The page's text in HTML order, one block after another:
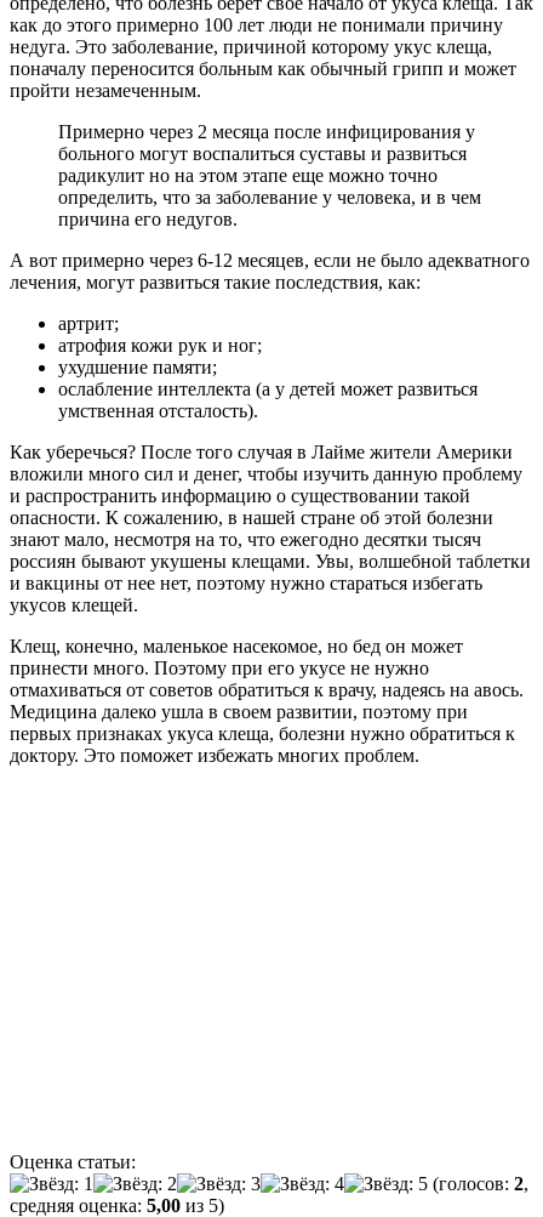
как до этого примерно 100 лет люди не понимали причину
недуга. Это заболевание, причиной которому укус клеща,
поначалу переносится больным как обычный грипп и может
пройти незамеченным.
Примерно через 2 месяца после инфицирования у
больного могут воспалиться суставы и развиться
радикулит но на этом этапе еще можно точно
определить, что за заболевание у человека, и в чем
причина его недугов.
А вот примерно через 6-12 месяцев, если не было адекватного
лечения, могут развиться такие последствия, как:
артрит;
атрофия кожи рук и ног;
ухудшение памяти;
ослабление интеллекта (а у детей может развиться
умственная отсталость).
Как уберечься? После того случая в Лайме жители Америки
вложили много сил и денег, чтобы изучить данную проблему
и распространить информацию о существовании такой
опасности. К сожалению, в нашей стране об этой болезни
знают мало, несмотря на то, что ежегодно десятки тысяч
россиян бывают укушены клещами. Увы, волшебной таблетки
и вакцины от нее нет, поэтому нужно стараться избегать
укусов клещей.
Клещ, конечно, маленькое насекомое, но бед он может
принести много. Поэтому при его укусе не нужно
отмахиваться от советов обратиться к врачу, надеясь на авось.
Медицина далеко ушла в своем развитии, поэтому при
первых признаках укуса клеща, болезни нужно обратиться к
доктору. Это поможет избежать многих проблем.
Оценка статьи:
(голосов: 2,
средняя оценка: 5,00 из 5)